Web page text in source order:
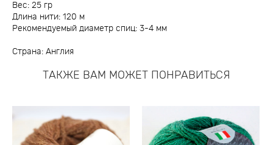
Вес: 25 гр
Длина нити: 120 м
Рекомендуемый диаметр спиц: 3-4 мм
Страна: Англия
ТАКЖЕ ВАМ МОЖЕТ ПОНРАВИТЬСЯ